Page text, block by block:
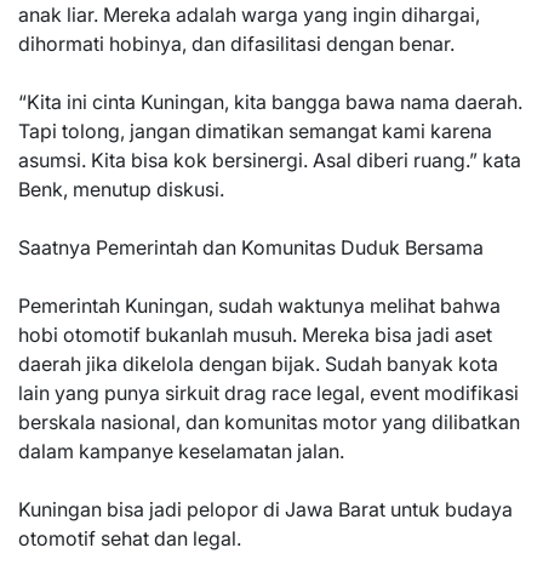
anak liar. Mereka adalah warga yang ingin dihargai,
dihormati hobinya, dan difasilitasi dengan benar.
“Kita ini cinta Kuningan, kita bangga bawa nama daerah.
Tapi tolong, jangan dimatikan semangat kami karena
asumsi. Kita bisa kok bersinergi. Asal diberi ruang.” kata
Benk, menutup diskusi.
Saatnya Pemerintah dan Komunitas Duduk Bersama
Pemerintah Kuningan, sudah waktunya melihat bahwa
hobi otomotif bukanlah musuh. Mereka bisa jadi aset
daerah jika dikelola dengan bijak. Sudah banyak kota
lain yang punya sirkuit drag race legal, event modifikasi
berskala nasional, dan komunitas motor yang dilibatkan
dalam kampanye keselamatan jalan.
Kuningan bisa jadi pelopor di Jawa Barat untuk budaya
otomotif sehat dan legal.